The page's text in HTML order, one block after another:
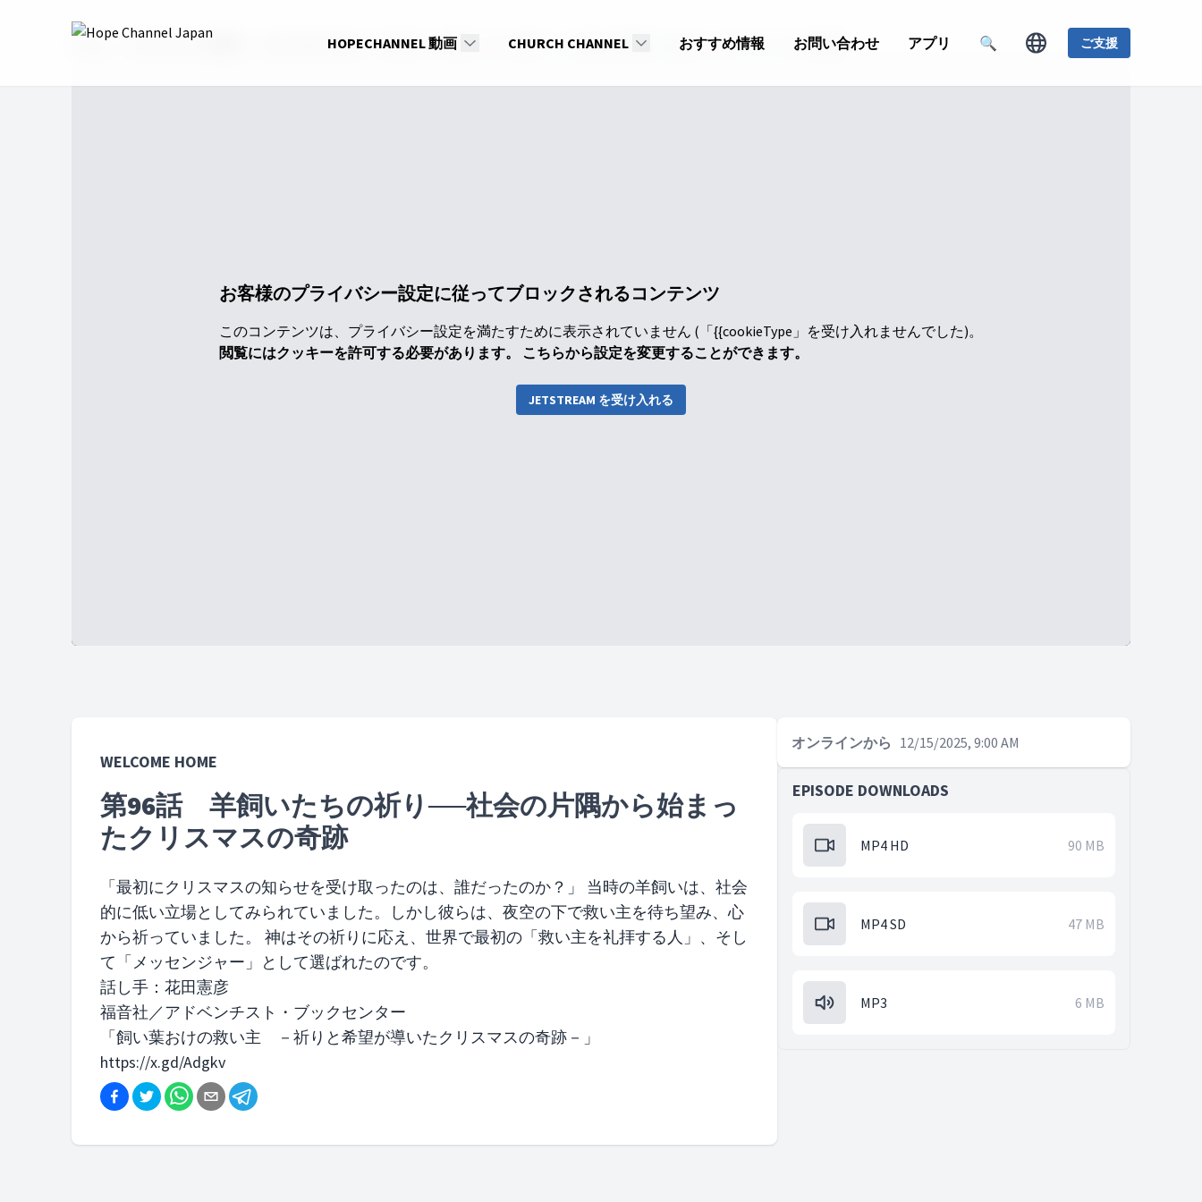
HOPECHANNEL 動画 CHURCH CHANNEL おすすめ情報 お問い合わせ アプリ 🔍 ご支援
Home HopeChannel動画 WELCOME HOME 第96話 羊飼いたちの祈り──社会の片隅から始まったクリスマスの奇跡
お客様のプライバシー設定に従ってブロックされるコンテンツ
このコンテンツは、プライバシー設定を満たすために表示されていません (「{{cookieType」を受け入れませんでした)。
閲覧にはクッキーを許可する必要があります。 こちらから設定を変更することができます。
JETSTREAM を受け入れる
WELCOME HOME
第96話 羊飼いたちの祈り──社会の片隅から始まっ
たクリスマスの奇跡
「最初にクリスマスの知らせを受け取ったのは、誰だったのか？」 当時の羊飼いは、社会
的に低い立場としてみられていました。しかし彼らは、夜空の下で救い主を待ち望み、心
から祈っていました。 神はその祈りに応え、世界で最初の「救い主を礼拝する人」、そし
て「メッセンジャー」として選ばれたのです。
話し手：花田憲彦
福音社／アドベンチスト・ブックセンター
「飼い葉おけの救い主 －祈りと希望が導いたクリスマスの奇跡－」
https://x.gd/Adgkv
オンラインから 12/15/2025, 9:00 AM
EPISODE DOWNLOADS
MP4 HD 90 MB
MP4 SD 47 MB
MP3 6 MB